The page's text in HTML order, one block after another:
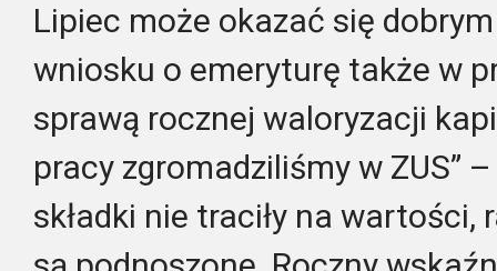
Lipiec może okazać się
wniosku o emeryturę także w
sprawą rocznej waloryzacji
pracy zgromadziliśmy w ZUS”
składki nie traciły na wartości,